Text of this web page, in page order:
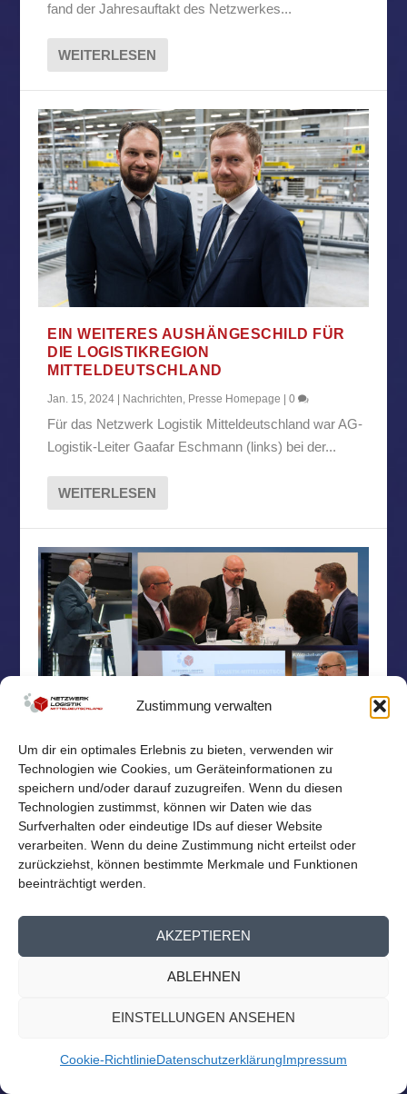
Zustimmung verwalten
Um dir ein optimales Erlebnis zu bieten, verwenden wir
Technologien wie Cookies, um Geräteinformationen zu
speichern und/oder darauf zuzugreifen. Wenn du diesen
Technologien zustimmst, können wir Daten wie das
Surfverhalten oder eindeutige IDs auf dieser Website
verarbeiten. Wenn du deine Zustimmung nicht erteilst oder
zurückziehst, können bestimmte Merkmale und Funktionen
beeinträchtigt werden.
AKZEPTIEREN
ABLEHNEN
EINSTELLUNGEN ANSEHEN
Cookie-RichtlinieDatenschutzerklärungImpressum
fand der Jahresauftakt des Netzwerkes...
WEITERLESEN
EIN WEITERES AUSHÄNGESCHILD FÜR
DIE LOGISTIKREGION
MITTELDEUTSCHLAND
Jan. 15, 2024 Nachrichten, Presse Homepage |0
Für das Netzwerk Logistik Mitteldeutschland war AG-
Logistik-Leiter Gaafar Eschmann (links) bei der...
WEITERLESEN
HERZLICHEN DANK AN UNSER
LANGJÄHRIGES VORSTANDSMITGLIED
MARKO WEISELOWSKI
Nachrichten
Herzlichen Dank an unser langjähriges
Vorstandsmitglied Marko Weiselowski Zum Ende des
WEITERLESEN